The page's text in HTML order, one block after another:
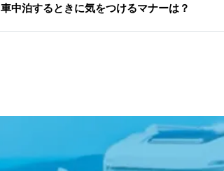
車中泊するときに気をつけるマナーは？